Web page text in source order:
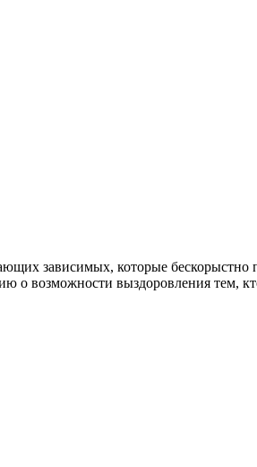
зависимых, которые бескорыстно
о возможности выздоровления тем,